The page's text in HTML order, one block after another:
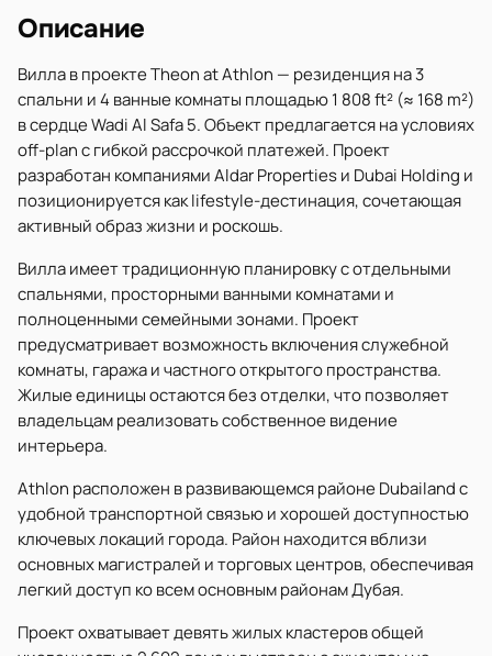
Описание
Вилла в проекте Theon at Athlon — резиденция на 3
спальни и 4 ванные комнаты площадью 1 808 ft² (≈ 168 m²)
в сердце Wadi Al Safa 5. Объект предлагается на условиях
off-plan с гибкой рассрочкой платежей. Проект
разработан компаниями Aldar Properties и Dubai Holding и
позиционируется как lifestyle-дестинация, сочетающая
активный образ жизни и роскошь.
Вилла имеет традиционную планировку с отдельными
спальнями, просторными ванными комнатами и
полноценными семейными зонами. Проект
предусматривает возможность включения служебной
комнаты, гаража и частного открытого пространства.
Жилые единицы остаются без отделки, что позволяет
владельцам реализовать собственное видение
интерьера.
Athlon расположен в развивающемся районе Dubailand с
удобной транспортной связью и хорошей доступностью
ключевых локаций города. Район находится вблизи
основных магистралей и торговых центров, обеспечивая
легкий доступ ко всем основным районам Дубая.
Проект охватывает девять жилых кластеров общей